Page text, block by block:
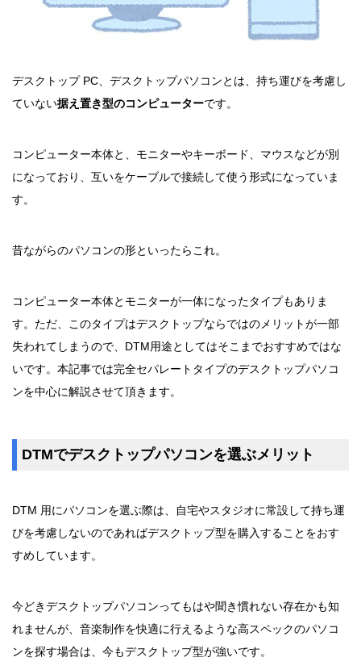
デスクトップ PC、デスクトップパソコンとは、持ち運びを考慮し
ていない据え置き型のコンピューターです。
コンピューター本体と、モニターやキーボード、マウスなどが別
になっており、互いをケーブルで接続して使う形式になっていま
す。
昔ながらのパソコンの形といったらこれ。
コンピューター本体とモニターが一体になったタイプもありま
す。ただ、このタイプはデスクトップならではのメリットが一部
失われてしまうので、DTM用途としてはそこまでおすすめではな
いです。本記事では完全セパレートタイプのデスクトップパソコ
ンを中心に解説させて頂きます。
DTMでデスクトップパソコンを選ぶメリット
DTM 用にパソコンを選ぶ際は、自宅やスタジオに常設して持ち運
びを考慮しないのであればデスクトップ型を購入することをおす
すめしています。
今どきデスクトップパソコンってもはや聞き慣れない存在かも知
れませんが、音楽制作を快適に行えるような高スペックのパソコ
ンを探す場合は、今もデスクトップ型が強いです。